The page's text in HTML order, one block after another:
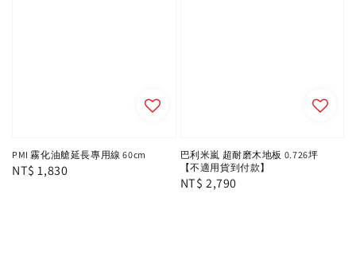
PMI 霧化油艙延長專用線 60cm
Regular
NT$ 1,830
巴利米嵐 超耐磨木地板 0.726坪
【不適用貨到付款】
Regular
NT$ 2,790